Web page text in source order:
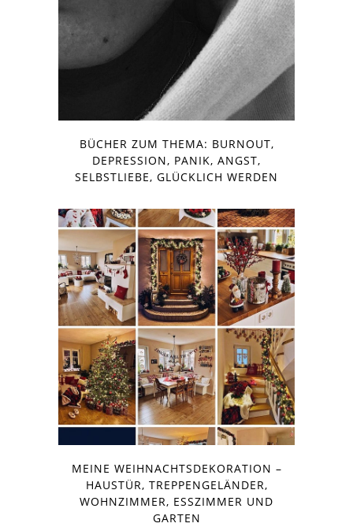
BÜCHER ZUM THEMA: BURNOUT,
DEPRESSION, PANIK, ANGST,
SELBSTLIEBE, GLÜCKLICH WERDEN
MEINE WEIHNACHTSDEKORATION –
HAUSTÜR, TREPPENGELÄNDER,
WOHNZIMMER, ESSZIMMER UND
GARTEN